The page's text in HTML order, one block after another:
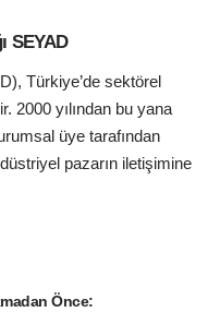
SEYAD
Türkiye’de sektörel
2000 yılından bu yana
üye tarafından
pazarın iletişimine
Önce: